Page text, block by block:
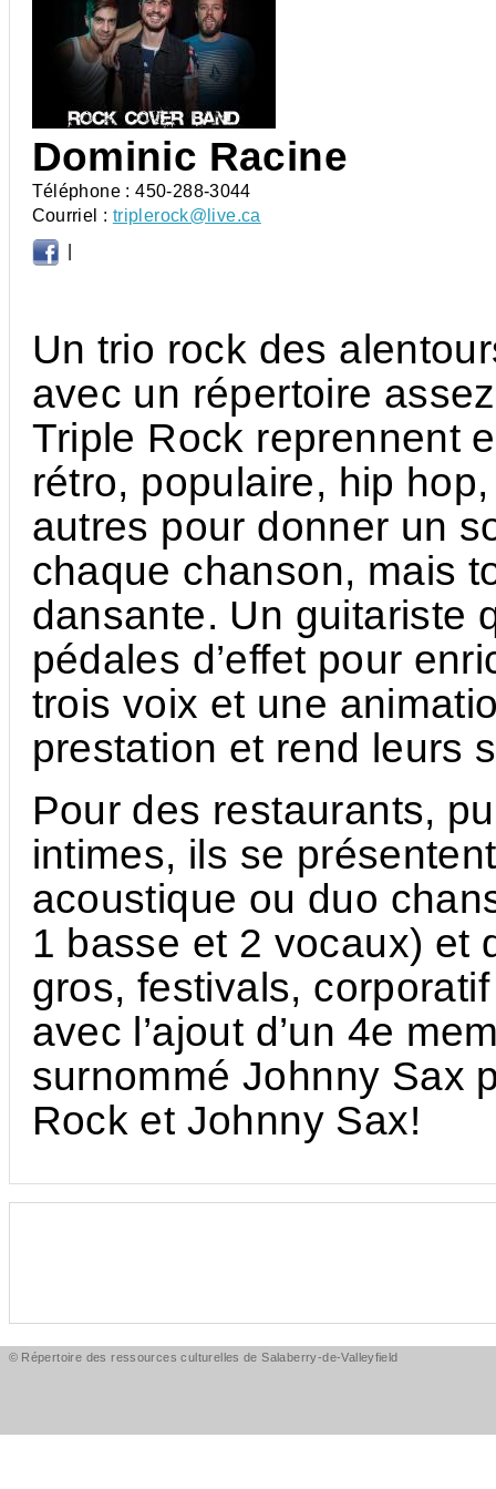
Dominic Racine
Téléphone :450-288-3044
Courriel : triplerock@live.ca
Un trio rock des
avec un répertoire
Triple Rock reprennent
rétro, populaire, hip
autres pour donner un
chaque chanson, mais
dansante. Un guitariste
pédales d’effet pour
trois voix et une
prestation et rend leurs
Pour des restaurants,
intimes, ils se
acoustique ou duo
1 basse et 2 vocaux) et
gros, festivals,
avec l’ajout d’un 4e
surnommé Johnny Sax
Rock et Johnny Sax!
© Répertoire des ressources culturelles de Salaberry-de-Valleyfield